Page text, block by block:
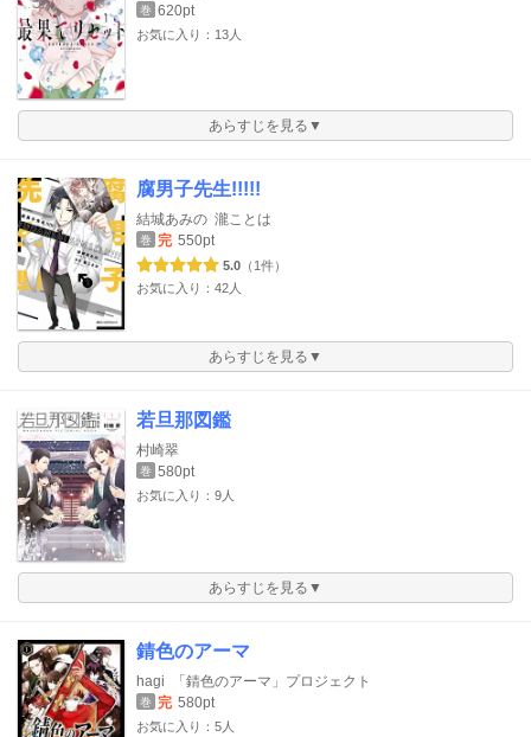
巻 620pt
お気に入り：13人
あらすじを見る▼
腐男子先生!!!!!
結城あみの 瀧ことは
巻 完 550pt
5.0 （1件）
お気に入り：42人
あらすじを見る▼
若旦那図鑑
村崎翠
巻 580pt
お気に入り：9人
あらすじを見る▼
錆色のアーマ
hagi 「錆色のアーマ」プロジェクト
巻 完 580pt
お気に入り：5人